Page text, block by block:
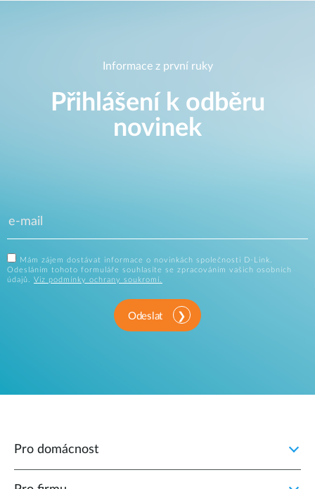
Informace z první ruky
Přihlášení k odběru
novinek
Mám zájem dostávat informace o novinkách společnosti D-Link.
Odesláním tohoto formuláře souhlasíte se zpracováním vašich osobních
údajů. Viz podmínky ochrany soukromí.
Odeslat
Pro domácnost